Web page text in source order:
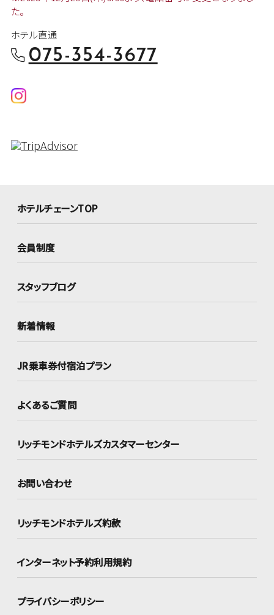
た。
ホテル直通
075-354-3677
ホテルチェーンTOP
会員制度
スタッフブログ
新着情報
JR乗車券付宿泊プラン
よくあるご質問
リッチモンドホテルズカスタマーセンター
お問い合わせ
リッチモンドホテルズ約款
インターネット予約利用規約
プライバシーポリシー